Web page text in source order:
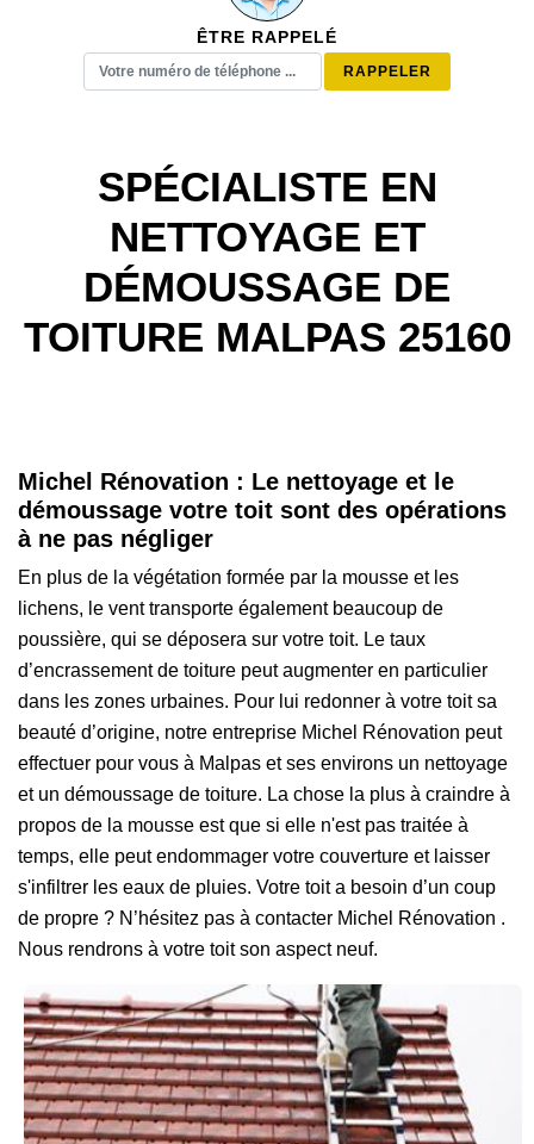
ÊTRE RAPPELÉ
SPÉCIALISTE EN
NETTOYAGE ET
DÉMOUSSAGE DE
TOITURE MALPAS 25160
Michel Rénovation : Le nettoyage et le
démoussage votre toit sont des opérations
à ne pas négliger
En plus de la végétation formée par la mousse et les
lichens, le vent transporte également beaucoup de
poussière, qui se déposera sur votre toit. Le taux
d’encrassement de toiture peut augmenter en particulier
dans les zones urbaines. Pour lui redonner à votre toit sa
beauté d’origine, notre entreprise Michel Rénovation peut
effectuer pour vous à Malpas et ses environs un nettoyage
et un démoussage de toiture. La chose la plus à craindre à
propos de la mousse est que si elle n'est pas traitée à
temps, elle peut endommager votre couverture et laisser
s'infiltrer les eaux de pluies. Votre toit a besoin d’un coup
de propre ? N’hésitez pas à contacter Michel Rénovation .
Nous rendrons à votre toit son aspect neuf.